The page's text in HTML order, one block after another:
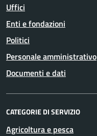
Uffici
Enti e fondazioni
Politici
Personale amministrativo
Documenti e dati
CATEGORIE DI SERVIZIO
Agricoltura e pesca